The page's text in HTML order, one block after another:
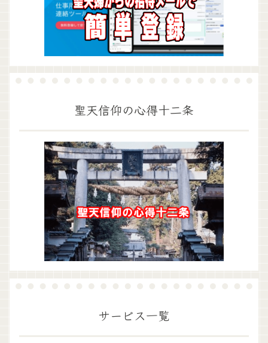
聖天信仰の心得十二条
サービス一覧